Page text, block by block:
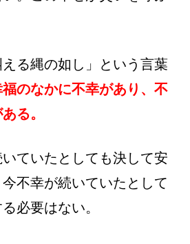
る縄の如し」という言葉
福のなかに不幸があり、不
る。
ていたとしても決して安
不幸が続いていたとして
必要はない。